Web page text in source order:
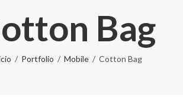
Bag
Portfolio Mobile Cotton Bag